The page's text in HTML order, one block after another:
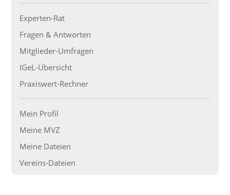
Experten-Rat
Fragen & Antworten
Mitglieder-Umfragen
IGeL-Übersicht
Praxiswert-Rechner
Mein Profil
Meine MVZ
Meine Dateien
Vereins-Dateien